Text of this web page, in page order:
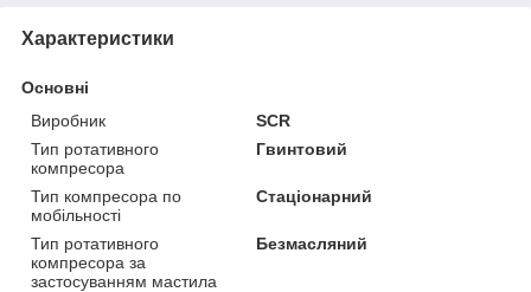
Характеристики
Основні
Виробник
SCR
Тип ротативного
компресора
Гвинтовий
Тип компресора по
мобільності
Стаціонарний
Тип ротативного
компресора за
застосуванням мастила
Безмасляний